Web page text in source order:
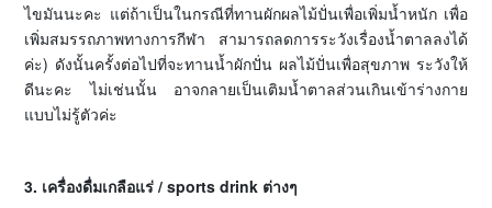
ไขมันนะคะ แต่ถ้าเป็นในกรณีที่ทานผักผลไม้ปั่นเพื่อเพิ่มน้ำหนัก เพื่อ
เพิ่มสมรรถภาพทางการกีฬา สามารถลดการระวังเรื่องน้ำตาลลงได้
ค่ะ) ดังนั้นครั้งต่อไปที่จะทานน้ำผักปั่น ผลไม้ปั่นเพื่อสุขภาพ ระวังให้
ดีนะคะ ไม่เช่นนั้น อาจกลายเป็นเติมน้ำตาลส่วนเกินเข้าร่างกาย
แบบไม่รู้ตัวค่ะ
3. เครื่องดื่มเกลือแร่ / sports drink ต่างๆ